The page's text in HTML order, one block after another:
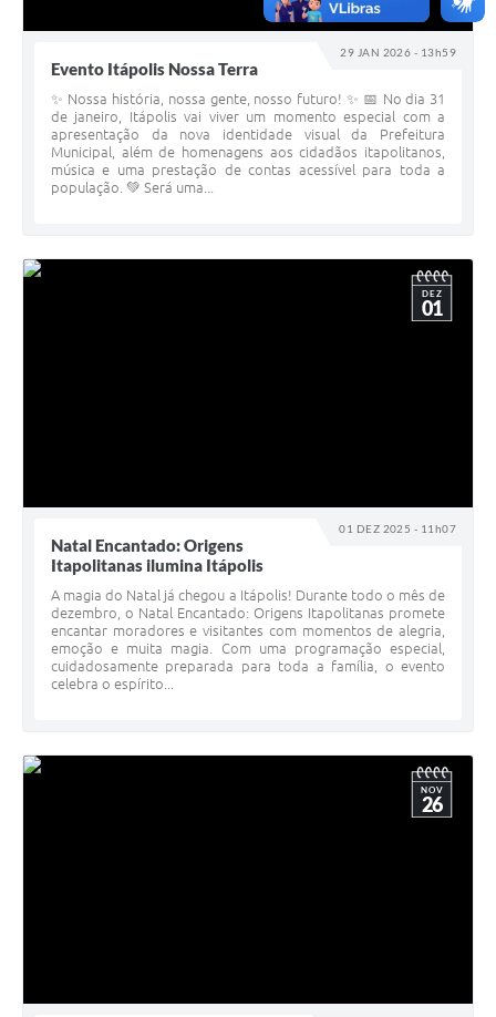
29 JAN 2026 - 13h59
Evento Itápolis Nossa Terra
✨ Nossa história, nossa gente, nosso futuro! ✨ 📅 No dia 31
de janeiro, Itápolis vai viver um momento especial com a
apresentação da nova identidade visual da Prefeitura
Municipal, além de homenagens aos cidadãos itapolitanos,
música e uma prestação de contas acessível para toda a
população. 💚 Será uma...
01 DEZ 2025 - 11h07
DEZ
01
Natal Encantado: Origens
Itapolitanas ilumina Itápolis
A magia do Natal já chegou a Itápolis! Durante todo o mês de
dezembro, o Natal Encantado: Origens Itapolitanas promete
encantar moradores e visitantes com momentos de alegria,
emoção e muita magia. Com uma programação especial,
cuidadosamente preparada para toda a família, o evento
celebra o espírito...
NOV
26